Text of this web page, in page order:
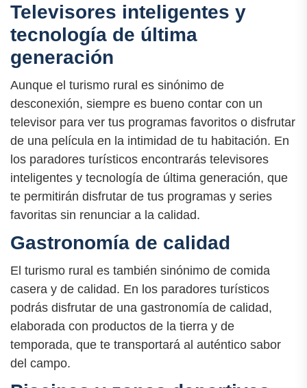
Televisores inteligentes y
tecnología de última
generación
Aunque el turismo rural es sinónimo de
desconexión, siempre es bueno contar con un
televisor para ver tus programas favoritos o disfrutar
de una película en la intimidad de tu habitación. En
los paradores turísticos encontrarás televisores
inteligentes y tecnología de última generación, que
te permitirán disfrutar de tus programas y series
favoritas sin renunciar a la calidad.
Gastronomía de calidad
El turismo rural es también sinónimo de comida
casera y de calidad. En los paradores turísticos
podrás disfrutar de una gastronomía de calidad,
elaborada con productos de la tierra y de
temporada, que te transportará al auténtico sabor
del campo.